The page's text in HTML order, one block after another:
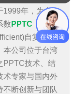
1999年，为台
数 PPTC
自复式保
本公司位于台湾
PPTC技术、结
术专家与国内外
断创新与团队